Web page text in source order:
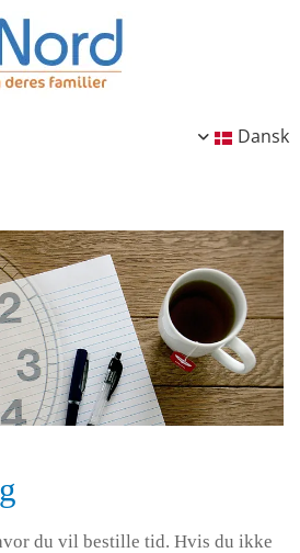
Dansk
du vil bestille tid. Hvis du ikke